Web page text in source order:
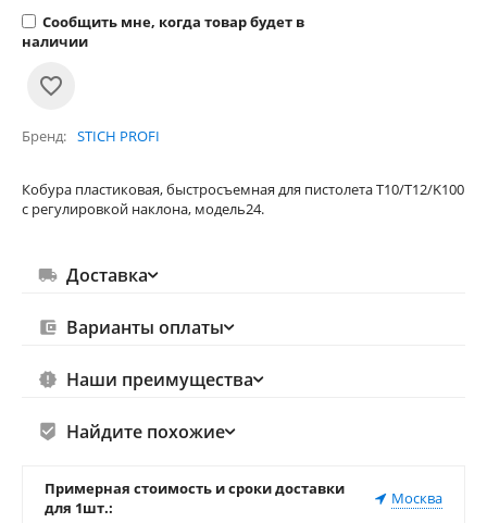
Сообщить мне, когда товар будет в
наличии
Бренд STICH PROFI
Кобура пластиковая, быстросъемная для пистолета Т10/Т12/K100
с регулировкой наклона, модель24.
Доставка
Варианты оплаты
Наши преимущества
Найдите похожие
Примерная стоимость и сроки доставки
для 1шт.:
Москва